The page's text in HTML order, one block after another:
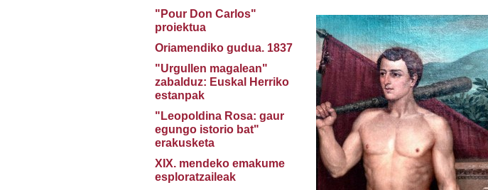
"Pour Don Carlos"
proiektua
Oriamendiko gudua. 1837
"Urgullen magalean"
zabalduz: Euskal Herriko
estanpak
"Leopoldina Rosa: gaur
egungo istorio bat"
erakusketa
XIX. mendeko emakume
esploratzaileak